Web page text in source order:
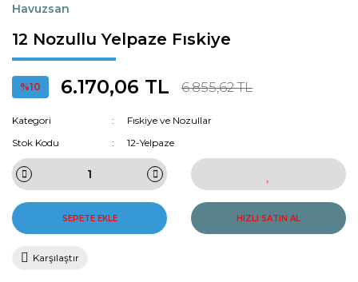
Havuzsan
12 Nozullu Yelpaze Fıskiye
%10 6.170,06 TL 6.855,62 TL
Kategori
Fıskiye ve Nozullar
Stok Kodu
12-Yelpaze
SEPETE EKLE HIZLI SATIN AL
Karşılaştır